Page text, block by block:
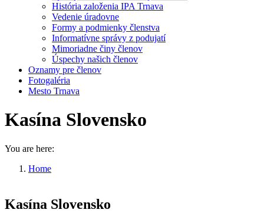
História založenia IPA Trnava
Vedenie úradovne
Formy a podmienky členstva
Informatívne správy z podujatí
Mimoriadne činy členov
Úspechy našich členov
Oznamy pre členov
Fotogaléria
Mesto Trnava
Kasína Slovensko
You are here:
Home
Kasína Slovensko